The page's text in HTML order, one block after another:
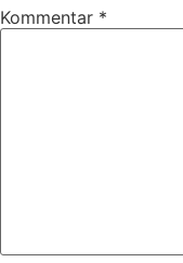
Kommentar *